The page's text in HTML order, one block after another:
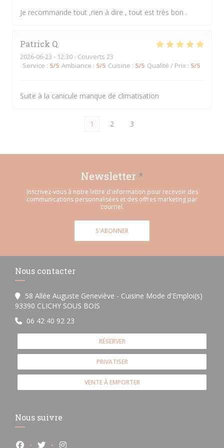
Je recommande tout ,rien à dire , tout est très bon .
Patrick Q
2026-06-23 - 12:30 - Couverts 23
Service : 5/5 Ambiance : 5/5 Cuisine : 5/5 Qualité / Prix : 5/5
Suite à la canicule manque de climatisation
1 2 3
Newsletter *
Inscrivez-vous à notre lettre d'information pour recevoir des
communications personnalisées et des offres marketing par
courriel.
S'ABONNER
Nous contacter
58 Allée Auguste Geneviève - Cuisine Mode d'Emploi(s)
93390 CLICHY SOUS BOIS
06 42 40 92 23
RÉSERVER
PRIVATISER
VENTE À EMPORTER
Nous suivre